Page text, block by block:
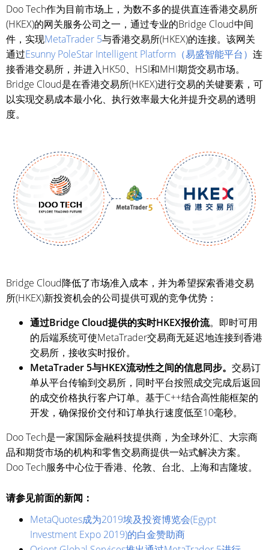
Doo Tech作为目前市场上，为数不多的提供直连香港交易所
(HKEX)的网关服务公司之一，通过专业的Bridge Cloud中间
件，实现MetaTrader 5与香港交易所(HKEX)的连接。该网关
通过Esunny PoleStar Intelligent Platform（易盛智能平台） 连
接香港交易所，并进入HK50、HSI和MHI期货交易市场。
Bridge Cloud是在香港交易所(HKEX)进行交易的关键要素，可
以实现交易成本最小化、执行效率最大化并提升交易的透明
度。
Bridge Cloud降低了市场准入成本，并为希望探索香港交易
所(HKEX)新投资机会的公司提供可观的竞争优势：
通过Bridge Cloud提供的实时HKEX报价流。即时可用
的后端系统可使MetaTrader交易商无延迟地连接到香港
交易所，接收实时报价。
MetaTrader 5与HKEX流动性之间的信息同步。 交易订
单从平台传输到交易所，同时平台按照成交完成后返回
的成交价格执行客户订单。基于C++结合高性能框架的
开发，确保报价交付和订单执行速度低至10毫秒。
Doo Tech是一家国际金融科技提供商，为全球外汇、大宗商
品和期货市场的机构和零售交易商提供一站式解决方案。
Doo Tech服务中心位于香港、伦敦、台北、上海和吉隆坡。
请参见前面的新闻：
MetaQuotes成为2019埃及投资博览会(Egypt
Investment Expo 2019)的白金赞助商